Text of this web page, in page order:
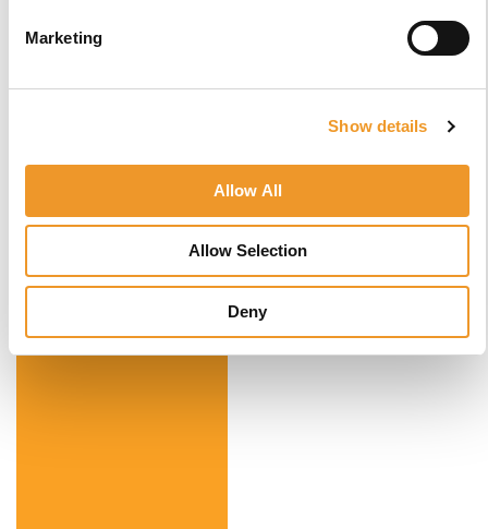
Marketing
Show details
Allow All
Allow Selection
Deny
Voeg uw foto